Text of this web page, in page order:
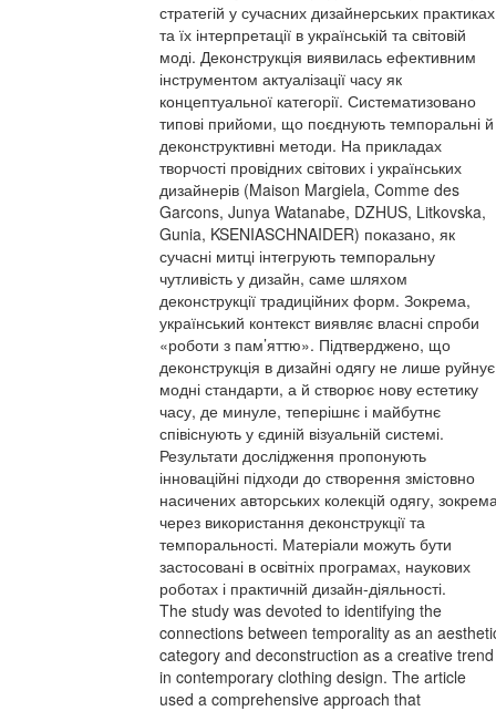
стратегій у сучасних дизайнерських практиках
та їх інтерпретації в українській та світовій
моді. Деконструкція виявилась ефективним
інструментом актуалізації часу як
концептуальної категорії. Систематизовано
типові прийоми, що поєднують темпоральні й
деконструктивні методи. На прикладах
творчості провідних світових і українських
дизайнерів (Maison Margiela, Comme des
Garcons, Junya Watanabe, DZHUS, Litkovska,
Gunia, KSENIASCHNAIDER) показано, як
сучасні митці інтегрують темпоральну
чутливість у дизайн, саме шляхом
деконструкції традиційних форм. Зокрема,
український контекст виявляє власні спроби
«роботи з пам’яттю». Підтверджено, що
деконструкція в дизайні одягу не лише руйнує
модні стандарти, а й створює нову естетику
часу, де минуле, теперішнє і майбутнє
співіснують у єдиній візуальній системі.
Результати дослідження пропонують
інноваційні підходи до створення змістовно
насичених авторських колекцій одягу,
через використання деконструкції та
темпоральності. Матеріали можуть бути
застосовані в освітніх програмах, наукових
роботах і практичній дизайн-діяльності.
The study was devoted to identifying the
connections between temporality as an
category and deconstruction as a creative trend
in contemporary clothing design. The article
used a comprehensive approach that